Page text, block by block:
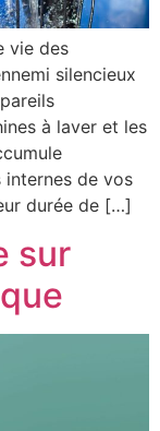
vie des
silencieux
à laver et les
internes de vos
durée de […]
sur